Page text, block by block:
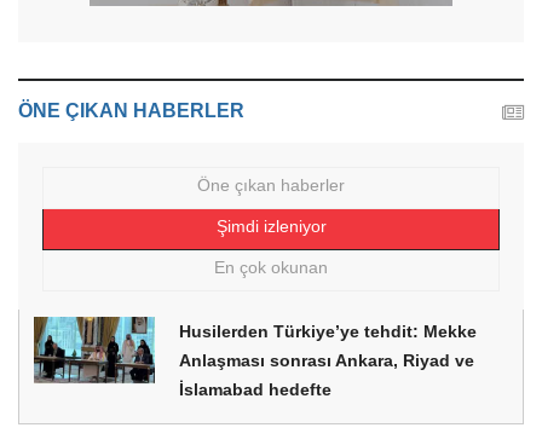
ÖNE ÇIKAN HABERLER
Öne çıkan haberler
Şimdi izleniyor
En çok okunan
Husilerden Türkiye’ye tehdit: Mekke
Anlaşması sonrası Ankara, Riyad ve
İslamabad hedefte